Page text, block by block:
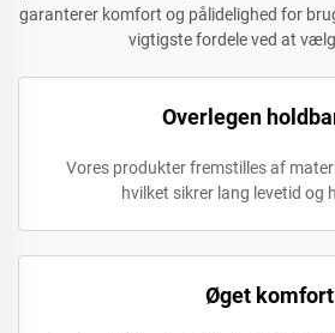
garanterer komfort og pålidelighed for
vigtigste fordele ved at
Overlegen
Vores produkter fremstilles af
hvilket sikrer lang levetid og
Øget komfort